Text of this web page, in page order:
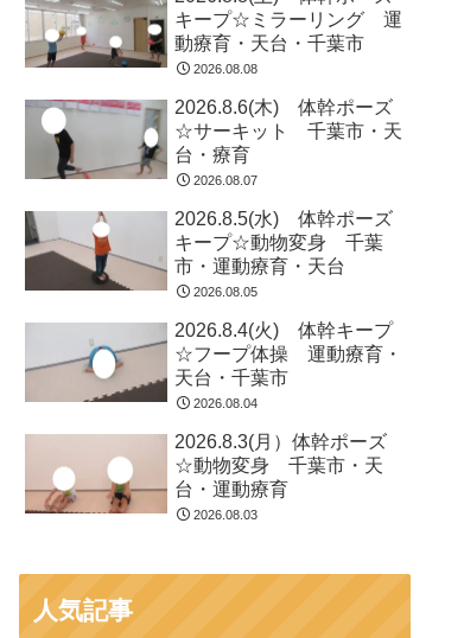
キープ☆ミラーリング 運
動療育・天台・千葉市
2026.08.08
2026.8.6(木) 体幹ポーズ
☆サーキット 千葉市・天
台・療育
2026.08.07
2026.8.5(水) 体幹ポーズ
キープ☆動物変身 千葉
市・運動療育・天台
2026.08.05
2026.8.4(火) 体幹キープ
☆フープ体操 運動療育・
天台・千葉市
2026.08.04
2026.8.3(月）体幹ポーズ
☆動物変身 千葉市・天
台・運動療育
2026.08.03
人気記事